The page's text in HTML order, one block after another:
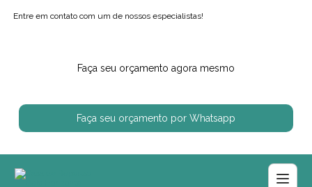
Entre em contato com um de nossos especialistas!
Faça seu orçamento agora mesmo
Faça seu orçamento por Whatsapp